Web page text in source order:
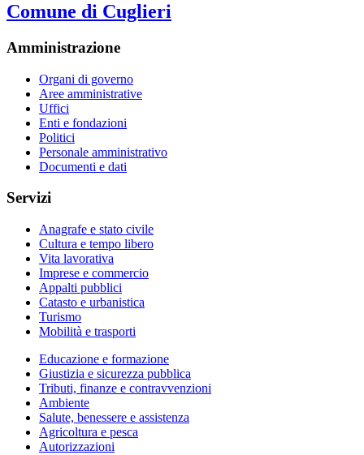
Comune di Cuglieri
Amministrazione
Organi di governo
Aree amministrative
Uffici
Enti e fondazioni
Politici
Personale amministrativo
Documenti e dati
Servizi
Anagrafe e stato civile
Cultura e tempo libero
Vita lavorativa
Imprese e commercio
Appalti pubblici
Catasto e urbanistica
Turismo
Mobilità e trasporti
Educazione e formazione
Giustizia e sicurezza pubblica
Tributi, finanze e contravvenzioni
Ambiente
Salute, benessere e assistenza
Agricoltura e pesca
Autorizzazioni